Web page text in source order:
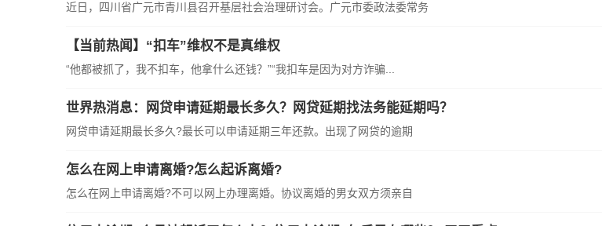
近日，四川省广元市青川县召开基层社会治理研讨会。广元市委政法委常务
【当前热闻】“扣车”维权不是真维权
“他都被抓了，我不扣车，他拿什么还钱？”“我扣车是因为对方诈骗...
世界热消息：网贷申请延期最长多久？网贷延期找法务能延期吗？
网贷申请延期最长多久?最长可以申请延期三年还款。出现了网贷的逾期
怎么在网上申请离婚?怎么起诉离婚?
怎么在网上申请离婚?不可以网上办理离婚。协议离婚的男女双方须亲自